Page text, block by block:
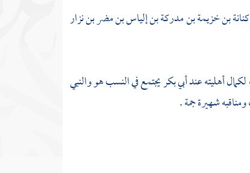
بن خزيمة بن مدركة بن إلياس بن مضر بن نزار
أهليته عندأبي بكريجتمع في النسب هو والنبي
شهيرة جمة .